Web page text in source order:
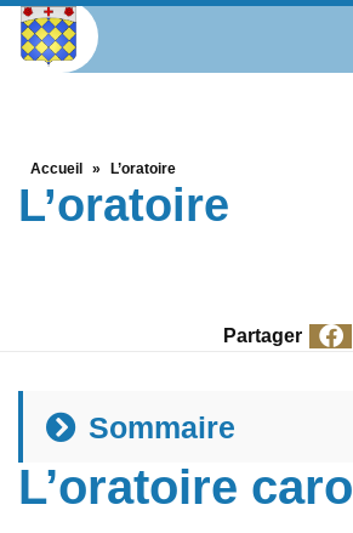
Accueil » L’oratoire
L’oratoire
Partager
Sommaire
L’oratoire